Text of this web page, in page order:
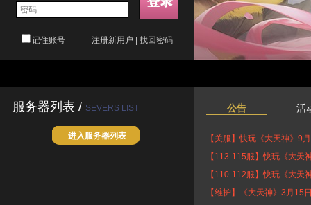
记住账号 注册新用户 |找回密码
服务器列表 / SEVERS LIST
进入服务器列表
公告 活
【关服】快玩《大天神》9
【113-115服】快玩《大
【110-112服】快玩《大
【维护】《大天神》3月15